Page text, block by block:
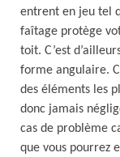
entrent en jeu tel
faîtage protège
toit. C’est
forme angulaire.
des éléments les
donc jamais
cas de problème
que vous pourrez